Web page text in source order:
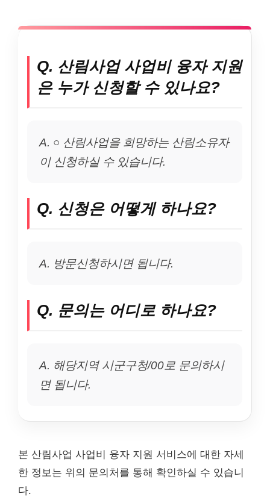
Q. 산림사업 사업비 융자 지원
은 누가 신청할 수 있나요?
A. ○ 산림사업을 희망하는 산림소유자
이 신청하실 수 있습니다.
Q. 신청은 어떻게 하나요?
A. 방문신청하시면 됩니다.
Q. 문의는 어디로 하나요?
A. 해당지역 시군구청/00로 문의하시
면 됩니다.
본 산림사업 사업비 융자 지원 서비스에 대한 자세
한 정보는 위의 문의처를 통해 확인하실 수 있습니
다.